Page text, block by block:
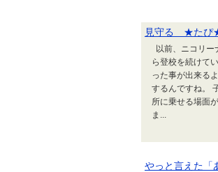
見守る ★たぴ
以前、ニコリー
ら登校を続けて
った事が出来る
するんですね。
所に乗せる場面
ま...
やっと言えた